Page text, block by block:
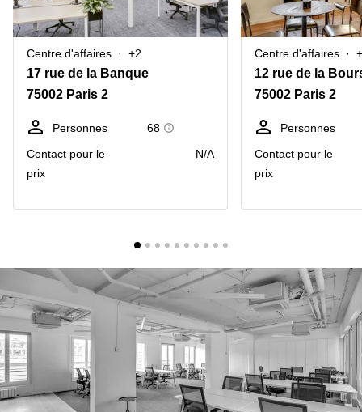
réunion
Bureau
virtuel
Nantes
Toulouse
Strasbourg
Coworking
Lyon
Coworking
d'affaires
Coworking
Toulouse
Coworking
d'affaires
Lyon
Location
bureaux
Paris
Centre
d'affaires
Montpellier
Centre d'affaires +2
17 rue de la Banque
75002 Paris 2
Personnes
68
Contact pour le
prix
N/A
Centre d'affaires
12 rue de la
75002 Paris 2
Personnes
Contact pour le
prix